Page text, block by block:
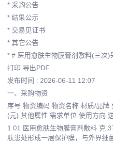
* 采购公告
* 结果公示
* 交易见证书
* 其它公告
* # 医用愈肤生物膜膏剂敷料(三次)
打印 导出PDF
发布时间 : 2026-06-11 12:07
一、采购物资
序号 物资编码 物资名称 材质/品
(元) 其他属性 需求单位 使用方向
1 01 医用愈肤生物膜膏剂敷料 克
肤患处形成一层保护膜，与外界细